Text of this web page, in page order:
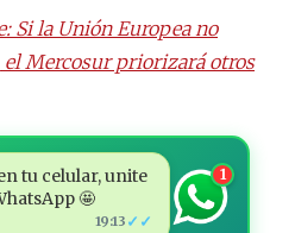
Si la Unión Europea no
el Mercosur priorizará otros
tu celular, unite
🤩
19:13 ✓✓
1